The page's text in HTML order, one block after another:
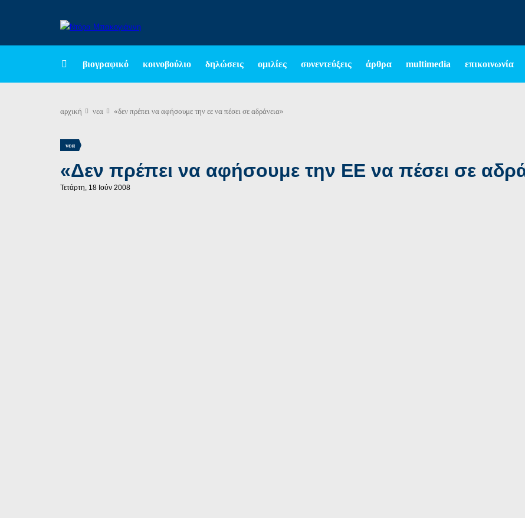
βιογραφικό κοινοβούλιο δηλώσεις ομιλίες συνεντεύξεις άρθρα multimedia επικοινωνία
αρχική νεα «δεν πρέπει να αφήσουμε την εε να πέσει σε αδράνεια»
νεα
«Δεν πρέπει να αφήσουμε την ΕΕ να πέσει σε
Τετάρτη, 18 Ιούν 2008